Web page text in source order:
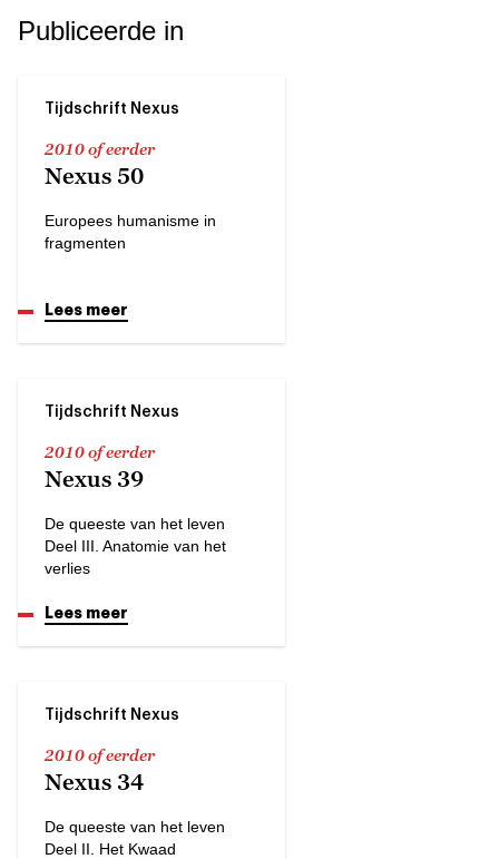
Publiceerde in
Tijdschrift Nexus
2010 of eerder
Nexus 50
Europees humanisme in
fragmenten
Lees meer
Tijdschrift Nexus
2010 of eerder
Nexus 39
De queeste van het leven
Deel III. Anatomie van het
verlies
Lees meer
Tijdschrift Nexus
2010 of eerder
Nexus 34
De queeste van het leven
Deel II. Het Kwaad